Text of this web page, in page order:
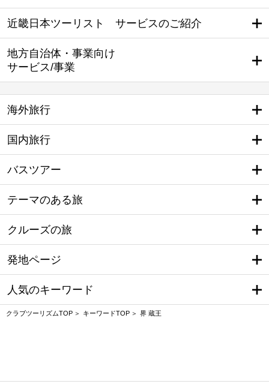
近畿日本ツーリスト サービスのご紹介
地方自治体・事業向け
サービス/事業
海外旅行
国内旅行
バスツアー
テーマのある旅
クルーズの旅
発地ページ
人気のキーワード
クラブツーリズムTOP キーワードTOP 界 蔵王